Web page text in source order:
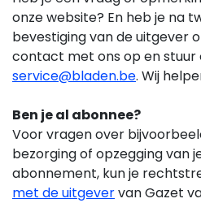
onze website? En heb je na
bevestiging van de uitgever
contact met ons op en
service@bladen.be. Wij
Ben je al abonnee?
Voor vragen over
bezorging of opzegging van
abonnement, kun je
met de uitgevervan Gazet